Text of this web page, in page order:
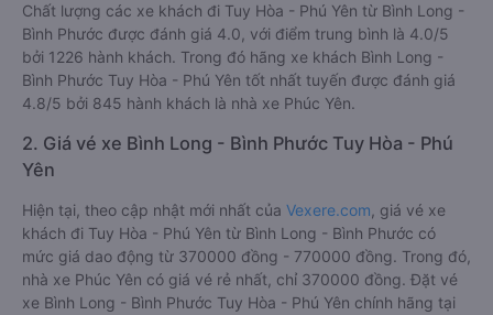
Chất lượng các xe khách đi Tuy Hòa - Phú Yên từ Bình Long -
Bình Phước được đánh giá 4.0, với điểm trung bình là 4.0/5
bởi 1226 hành khách. Trong đó hãng xe khách Bình Long -
Bình Phước Tuy Hòa - Phú Yên tốt nhất tuyến được đánh giá
4.8/5 bởi 845 hành khách là nhà xe Phúc Yên.
2. Giá vé xe Bình Long - Bình Phước Tuy Hòa - Phú
Yên
Hiện tại, theo cập nhật mới nhất của Vexere.com , giá vé xe
khách đi Tuy Hòa - Phú Yên từ Bình Long - Bình Phước có
mức giá dao động từ 370000 đồng - 770000 đồng. Trong đó,
nhà xe Phúc Yên có giá vé rẻ nhất, chỉ 370000 đồng. Đặt vé
xe Bình Long - Bình Phước Tuy Hòa - Phú Yên chính hãng tại